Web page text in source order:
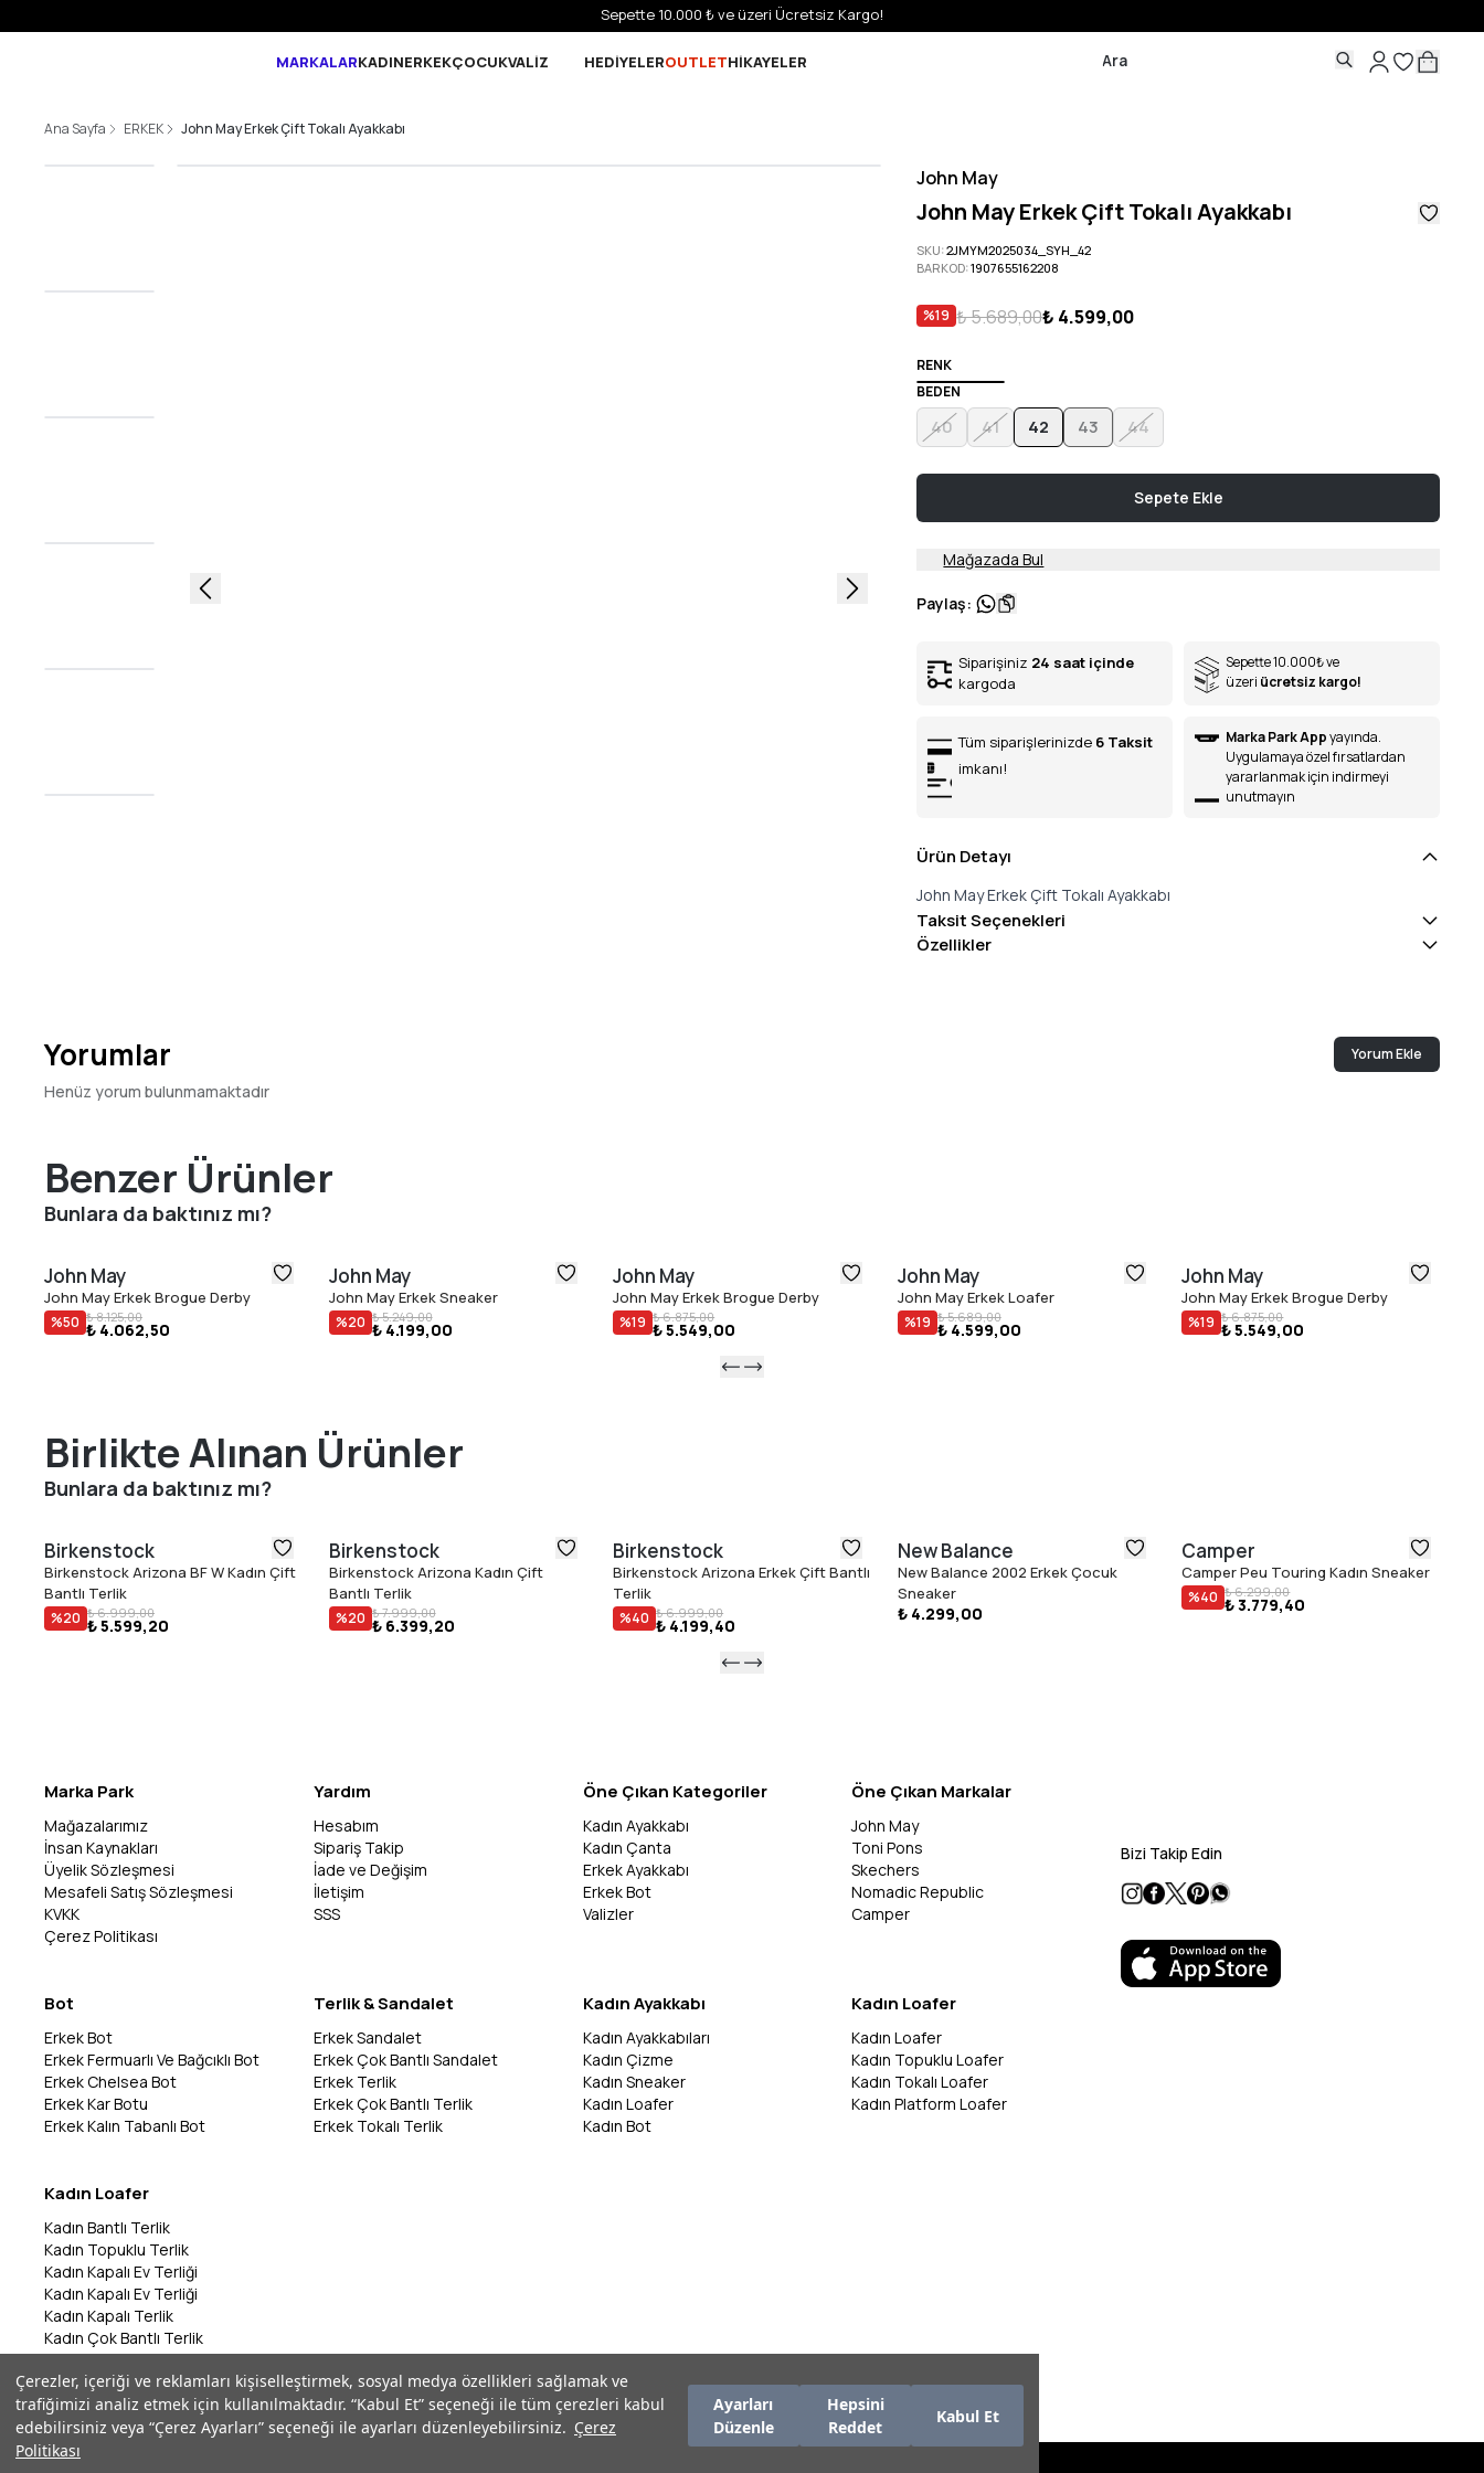
Çerezler, içeriği ve reklamları kişiselleştirmek, sosyal medya özellikleri sağlamak ve
trafiğimizi analiz etmek için kullanılmaktadır. “Kabul Et” seçeneği ile tüm çerezleri kabul
edebilirsiniz veya “Çerez Ayarları” seçeneği ile ayarları düzenleyebilirsiniz. Çerez
Politikası
Ayarları
Düzenle
Hepsini
Reddet
Kabul Et
Sepette 10.000 ₺ ve üzeri Ücretsiz Kargo!
MARKALARKADINERKEKÇOCUKVALİZ HEDİYELEROUTLETHİKAYELER
Ana Sayfa ERKEK John May Erkek Çift Tokalı Ayakkabı
John May
John May Erkek Çift Tokalı Ayakkabı
SKU:2JMYM2025034_SYH_42
BARKOD:1907655162208
%19 ₺ 5.689,00₺ 4.599,00
RENK
BEDEN
40 41 42 43 44
Sepete Ekle
Mağazada Bul
Paylaş:
Siparişiniz 24 saat içinde
kargoda
Sepette 10.000₺ve
üzeri ücretsiz kargo!
Tüm siparişlerinizde 6 Taksit
imkanı!
Marka Park Appyayında.
Uygulamaya özel fırsatlardan
yararlanmak için indirmeyi
unutmayın
Ürün Detayı
John May Erkek Çift Tokalı Ayakkabı
Taksit Seçenekleri
Özellikler
Yorumlar Yorum Ekle
Henüz yorum bulunmamaktadır
Benzer Ürünler
Bunlara da baktınız mı?
John May
John May Erkek Brogue Derby
%50 ₺ 8.125,00
₺ 4.062,50
John May
John May Erkek Sneaker
%20 ₺ 5.249,00
₺ 4.199,00
John May
John May Erkek Brogue Derby
%19 ₺ 6.875,00
₺ 5.549,00
John May
John May Erkek Loafer
%19 ₺ 5.689,00
₺ 4.599,00
John May
John May Erkek Brogue Derby
%19 ₺ 6.875,00
₺ 5.549,00
Birlikte Alınan Ürünler
Bunlara da baktınız mı?
Birkenstock
Birkenstock Arizona BF W Kadın Çift
Bantlı Terlik
%20 ₺ 6.999,00
₺ 5.599,20
Birkenstock
Birkenstock Arizona Kadın Çift
Bantlı Terlik
%20 ₺ 7.999,00
₺ 6.399,20
Birkenstock
Birkenstock Arizona Erkek Çift Bantlı
Terlik
%40 ₺ 6.999,00
₺ 4.199,40
New Balance
New Balance 2002 Erkek Çocuk
Sneaker
₺ 4.299,00
Camper
Camper Peu Touring Kadın Sneaker
%40 ₺ 6.299,00
₺ 3.779,40
Marka Park
Mağazalarımız
İnsan Kaynakları
Üyelik Sözleşmesi
Mesafeli Satış Sözleşmesi
KVKK
Çerez Politikası
Yardım
Hesabım
Sipariş Takip
İade ve Değişim
İletişim
SSS
Öne Çıkan Kategoriler
Kadın Ayakkabı
Kadın Çanta
Erkek Ayakkabı
Erkek Bot
Valizler
Öne Çıkan Markalar
John May
Toni Pons
Skechers
Nomadic Republic
Camper
Bot
Erkek Bot
Erkek Fermuarlı Ve Bağcıklı Bot
Erkek Chelsea Bot
Erkek Kar Botu
Erkek Kalın Tabanlı Bot
Terlik & Sandalet
Erkek Sandalet
Erkek Çok Bantlı Sandalet
Erkek Terlik
Erkek Çok Bantlı Terlik
Erkek Tokalı Terlik
Kadın Ayakkabı
Kadın Ayakkabıları
Kadın Çizme
Kadın Sneaker
Kadın Loafer
Kadın Bot
Kadın Loafer
Kadın Loafer
Kadın Topuklu Loafer
Kadın Tokalı Loafer
Kadın Platform Loafer
Kadın Loafer
Kadın Bantlı Terlik
Kadın Topuklu Terlik
Kadın Kapalı Ev Terliği
Kadın Kapalı Ev Terliği
Kadın Kapalı Terlik
Kadın Çok Bantlı Terlik
Kadın Bantlı Terlik
Kadın Çok Bantlı Terlik
Kadın Parmak Arası Terlik
Bizi Takip Edin
©2026 Marka Park - Tüm Hakları Saklıdır | ikas E-Ticaret Altyapısı ile Hazırlanmıştır